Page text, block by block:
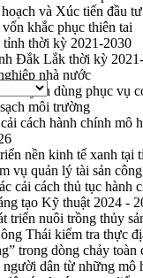
và Xúc tiến đầu
khắc phục thiên tai
thời kỳ 2021-2030
Đắk Lắk thời kỳ
nhà nước
chuyên dùng phục vụ
môi trường
cách hành chính mô
nền kinh tế xanh tại
vụ quản lý tài sản
cải cách thủ tục hành
tạo Kỹ thuật 2024 -
triển nuôi trồng thủy
Thái kiểm tra thực
trong dòng chảy toàn
dân từ những mô